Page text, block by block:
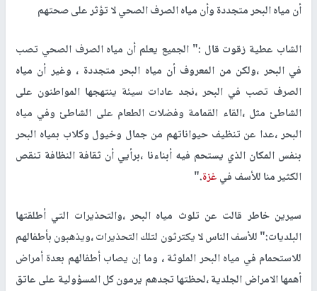
أن مياه البحر متجددة وأن مياه الصرف الصحي لا تؤثر على صحتهم
الشاب عطية زقوت قال :" الجميع يعلم أن مياه الصرف الصحي تصب
في البحر ،ولكن من المعروف أن مياه البحر متجددة ، وغير أن مياه
الصرف تصب في البحر ،نجد عادات سيئة ينتهجها المواطنون على
الشاطئ مثل ،القاء القمامة وفضلات الطعام على الشاطئ وفي مياه
البحر ،عدا عن تنظيف حيواناتهم من جمال وخيول وكلاب بمياه البحر
بنفس المكان الذي يستحم فيه أبناءنا ،برأيي أن ثقافة النظافة تنقص
الكثير منا للأسف فيغزة."
سيرين خاطر قالت عن تلوث مياه البحر ،والتحذيرات التي أطلقتها
البلديات:" للأسف الناس لا يكترثون لتلك التحذيرات ،ويذهبون بأطفالهم
للاستحمام في مياه البحر الملوثة ، وما إن يصاب أطفالهم بعدة أمراض
أهمها الامراض الجلدية ،لحظتها تجدهم يرمون كل المسؤولية على عاتق